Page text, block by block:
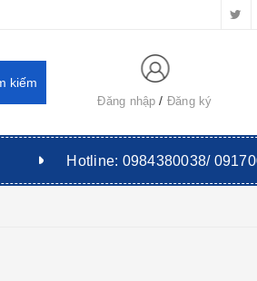
Đăng nhập Đăng ký
Hotline: 0984380038/